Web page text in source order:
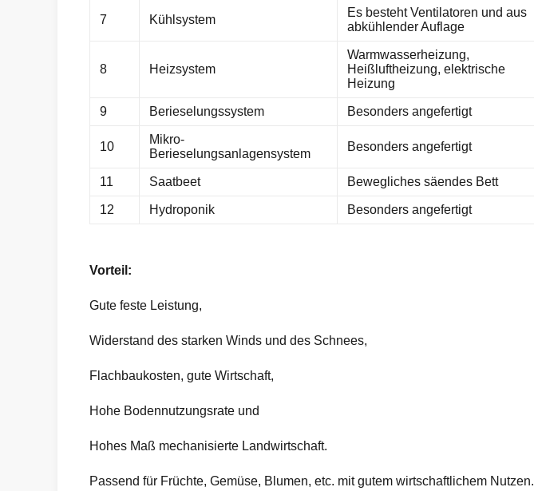
7 Kühlsystem
Es besteht Ventilatoren und aus
abkühlender Auflage
8 Heizsystem
Warmwasserheizung,
Heißluftheizung, elektrische
Heizung
9 Berieselungssystem Besonders angefertigt
10
Mikro-
Berieselungsanlagensystem
Besonders angefertigt
11 Saatbeet Bewegliches säendes Bett
12 Hydroponik Besonders angefertigt
Vorteil:
Gute feste Leistung,
Widerstand des starken Winds und des Schnees,
Flachbaukosten, gute Wirtschaft,
Hohe Bodennutzungsrate und
Hohes Maß mechanisierte Landwirtschaft.
Passend für Früchte, Gemüse, Blumen, etc. mit gutem wirtschaftlichem Nutzen.